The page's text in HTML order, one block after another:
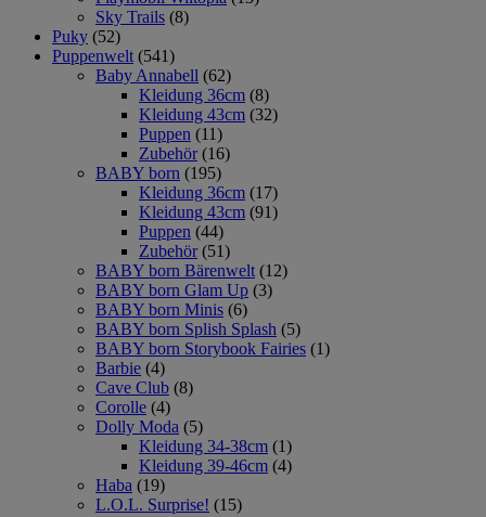
Sky Trails (8)
Puky (52)
Puppenwelt (541)
Baby Annabell (62)
Kleidung 36cm (8)
Kleidung 43cm (32)
Puppen (11)
Zubehör (16)
BABY born (195)
Kleidung 36cm (17)
Kleidung 43cm (91)
Puppen (44)
Zubehör (51)
BABY born Bärenwelt (12)
BABY born Glam Up (3)
BABY born Minis (6)
BABY born Splish Splash (5)
BABY born Storybook Fairies (1)
Barbie (4)
Cave Club (8)
Corolle (4)
Dolly Moda (5)
Kleidung 34-38cm (1)
Kleidung 39-46cm (4)
Haba (19)
L.O.L. Surprise! (15)